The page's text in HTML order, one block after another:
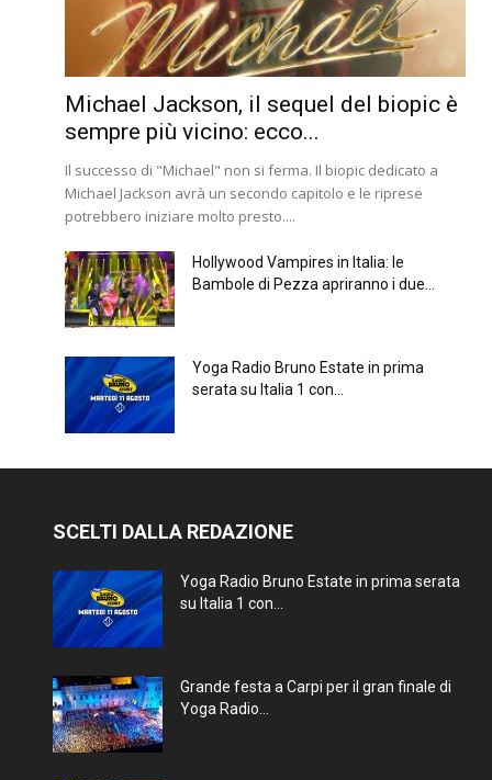
Michael Jackson, il sequel del biopic è
sempre più vicino: ecco...
Il successo di "Michael" non si ferma. Il biopic dedicato a
Michael Jackson avrà un secondo capitolo e le riprese
potrebbero iniziare molto presto....
Hollywood Vampires in Italia: le
Bambole di Pezza apriranno i due...
Yoga Radio Bruno Estate in prima
serata su Italia 1 con...
SCELTI DALLA REDAZIONE
Yoga Radio Bruno Estate in prima serata
su Italia 1 con...
Grande festa a Carpi per il gran finale di
Yoga Radio...